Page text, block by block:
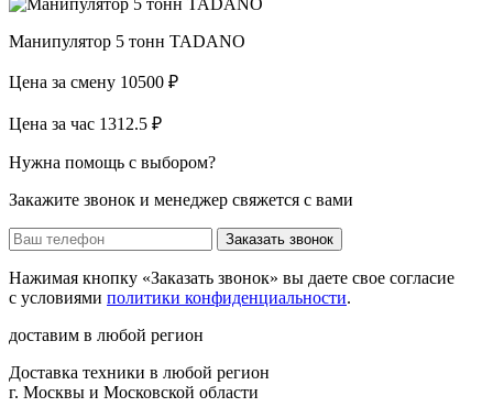
Манипулятор 5 тонн TADANO
Цена за смену 10500 ₽
Цена за час 1312.5 ₽
Нужна помощь с выбором?
Закажите звонок и менеджер свяжется с вами
Заказать звонок
Нажимая кнопку «Заказать звонок» вы даете свое согласие
с условиями политики конфиденциальности.
доставим в любой регион
Доставка техники в любой регион
г. Москвы и Московской области